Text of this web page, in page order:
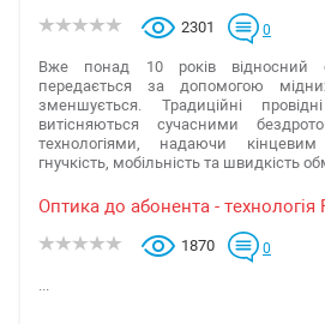
2301 0
Вже понад 10 років відносний
передається за допомогою
зменшується. Традиційні
витісняються сучасними
технологіями, надаючи
гнучкість, мобільність та швидкість
Оптика до абонента - технологія
1870 0
...